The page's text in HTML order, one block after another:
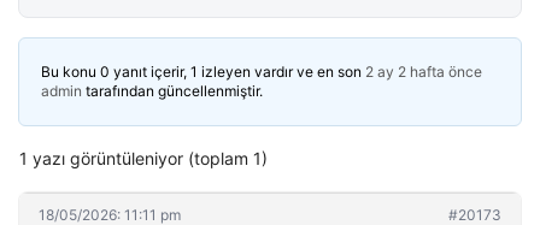
Bu konu 0 yanıt içerir, 1 izleyen vardır ve en son 2 ay 2 hafta önce
admin tarafından güncellenmiştir.
1 yazı görüntüleniyor (toplam 1)
18/05/2026: 11:11 pm #20173